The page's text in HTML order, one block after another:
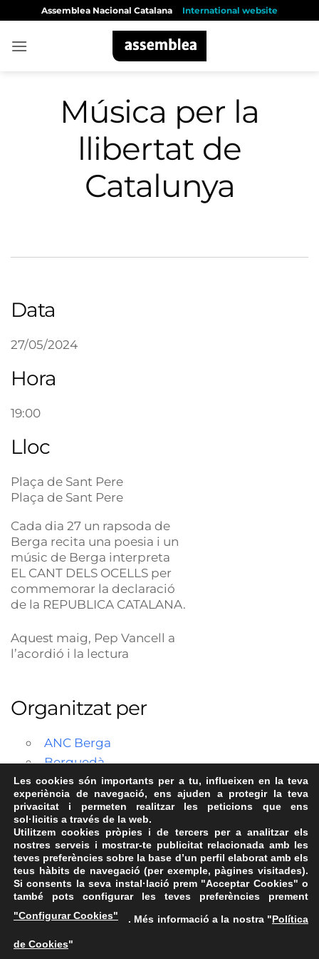
content
Assemblea Nacional Catalana International website
Música per la
llibertat de
Catalunya
Data
27/05/2024
Hora
19:00
Lloc
Plaça de Sant Pere
Plaça de Sant Pere
Cada dia 27 un rapsoda de
Berga recita una poesia i un
músic de Berga interpreta
EL CANT DELS OCELLS per
commemorar la declaració
de la REPUBLICA CATALANA.
Aquest maig, Pep Vancell a
l’acordió i la lectura
Organitzat per
ANC Berga
Berguedà
FAQs
ASSEMBLEA NACIONAL CATALANA
Les cookies són importants per a tu, influeixen en la teva
experiència de navegació, ens ajuden a protegir la teva
privacitat i permeten realitzar les peticions que ens
sol·licitis a través de la web.
Utilitzem cookies pròpies i de tercers per a analitzar els
nostres serveis i mostrar-te publicitat relacionada amb les
teves preferències sobre la base d’un perfil elaborat amb els
teus hàbits de navegació (per exemple, pàgines visitades).
Si consents la seva instal·lació prem "Acceptar Cookies" o
també pots configurar les teves preferències prement
"Configurar Cookies"
. Més informació a la nostra "Política
de Cookies"